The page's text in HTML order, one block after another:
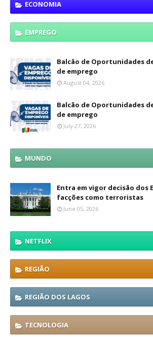
ECONOMIA
EMPREGO
Balcão de Oportunidades de
de emprego
August 04, 2026
Balcão de Oportunidades de
de emprego
July 27, 2026
MUNDO
Entra em vigor decisão dos
facções como terroristas
June 05, 2026
NETFLIX
REGIÃO
REGIÃO DOS LAGOS
TECNOLOGIA